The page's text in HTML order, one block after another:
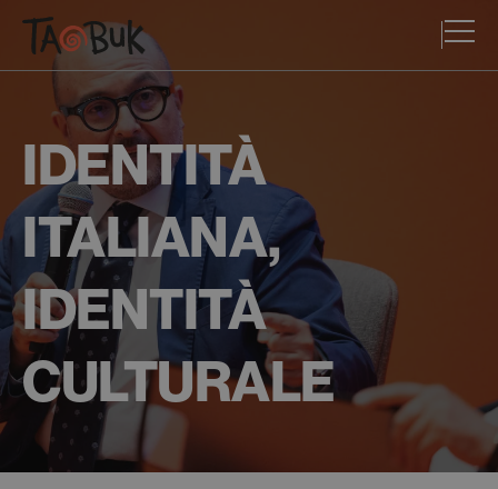
IDENTITÀ
ITALIANA,
IDENTITÀ
CULTURALE